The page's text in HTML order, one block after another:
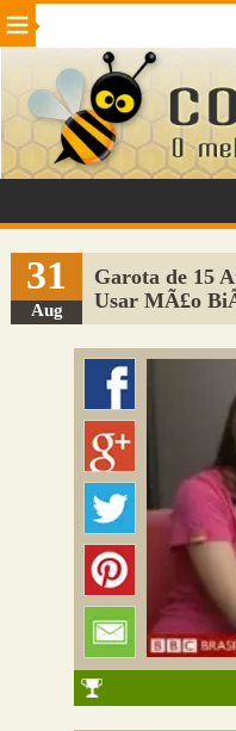
Beleza Cinema e TV
Internet Jogos NotÃ­cias
VeÃ­culos Adulto
Sugerir Link
Adicionar Blog
Colmeia Exchange
31
Aug
Garota de 15
Usar MÃ£o